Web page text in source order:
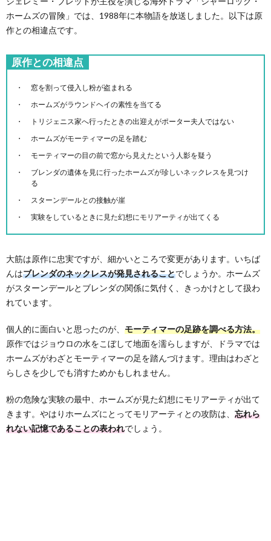
ホームズの冒険」では、1988年に本物語を放送しました。以下は原
作との相違点です。
原作との相違点
窓を割って侵入し粉が盗まれる
ホームズがラウンドヘイの素性を当てる
トリジェニス家へ行ったときの出迎えがポーター夫人ではない
ホームズがモーティマーの足を踏む
モーティマーの目の前で窓から見えたという人影を疑う
ブレンダの遺体を見に行ったホームズが珍しいネックレスを見つけ
る
スターンデールとの接触が崖
実験をしているときに見た幻想にモリアーティが出てくる
大筋は原作に忠実ですが、細かいところで変更があります。いちば
んはブレンダのネックレスが発見されることでしょうか。ホームズ
がスターンデールとブレンダの関係に気付く、きっかけとして扱わ
れています。
個人的に面白いと思ったのが、 モーティマーの足跡を調べる方法。
原作ではジョウロの水をこぼして地面を濡らしますが、ドラマでは
ホームズがわざとモーティマーの足を踏んづけます。理由はわざと
らしさを少しでも消すためかもしれません。
粉の危険な実験の最中、ホームズが見た幻想にモリアーティが出て
きます。やはりホームズにとってモリアーティとの攻防は、 忘れら
れない記憶であることの表われでしょう。